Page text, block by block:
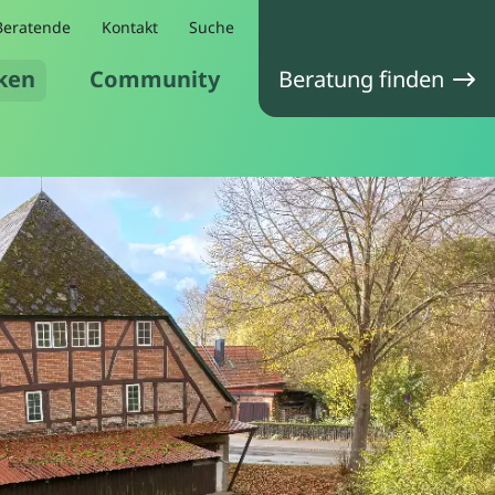
Community
Kontakt Suche
Beratung finden